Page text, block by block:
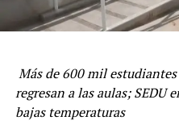
Más de 600 mil estudiantes
regresan a las aulas; SEDU
bajas temperaturas